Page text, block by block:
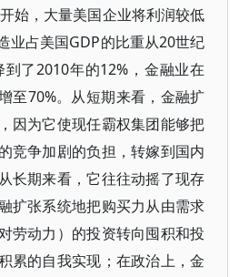
始，大量美国企业将利润较低
业占美国GDP的比重从20世纪
到了2010年的12%，金融业在
至70%。从短期来看，金融扩
因为它使现任霸权集团能够把
竞争加剧的负担，转嫁到国内
长期来看，它往往动摇了现存
扩张系统地把购买力从由需求
劳动力）的投资转向囤积和投
累的自我实现；在政治上，金